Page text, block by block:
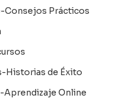
Consejos Prácticos
Historias de Éxito
Aprendizaje Online